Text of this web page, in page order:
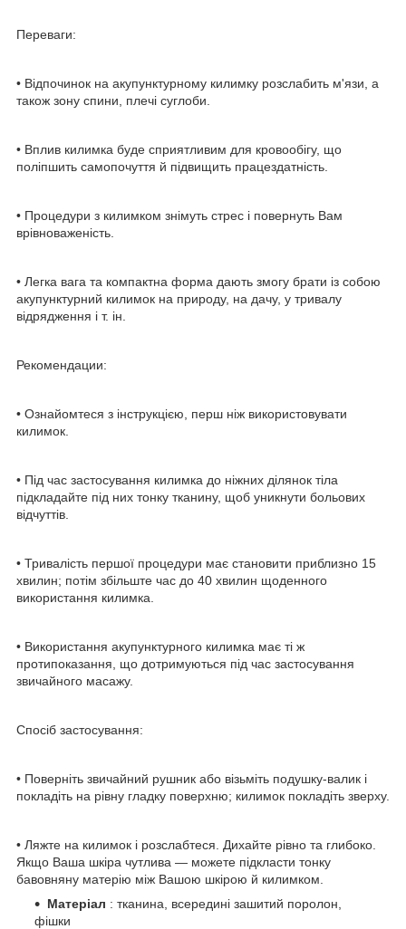
Переваги:
• Відпочинок на акупунктурному килимку розслабить м'язи, а
також зону спини, плечі суглоби.
• Вплив килимка буде сприятливим для кровообігу, що
поліпшить самопочуття й підвищить працездатність.
• Процедури з килимком знімуть стрес і повернуть Вам
врівноваженість.
• Легка вага та компактна форма дають змогу брати із собою
акупунктурний килимок на природу, на дачу, у тривалу
відрядження і т. ін.
Рекомендации:
• Ознайомтеся з інструкцією, перш ніж використовувати
килимок.
• Під час застосування килимка до ніжних ділянок тіла
підкладайте під них тонку тканину, щоб уникнути больових
відчуттів.
• Тривалість першої процедури має становити приблизно 15
хвилин; потім збільште час до 40 хвилин щоденного
використання килимка.
• Використання акупунктурного килимка має ті ж
протипоказання, що дотримуються під час застосування
звичайного масажу.
Спосіб застосування:
• Поверніть звичайний рушник або візьміть подушку-валик і
покладіть на рівну гладку поверхню; килимок покладіть зверху.
• Ляжте на килимок і розслабтеся. Дихайте рівно та глибоко.
Якщо Ваша шкіра чутлива — можете підкласти тонку
бавовняну матерію між Вашою шкірою й килимком.
Матеріал : тканина, всередині зашитий поролон,
фішки